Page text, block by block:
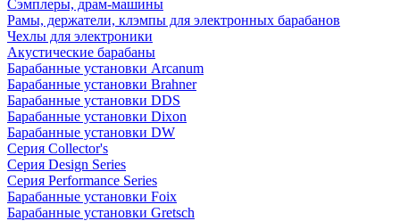
Сэмплеры, драм-машины
Рамы, держатели, клэмпы для электронных барабанов
Чехлы для электроники
Акустические барабаны
Барабанные установки Arcanum
Барабанные установки Brahner
Барабанные установки DDS
Барабанные установки Dixon
Барабанные установки DW
Серия Collector's
Серия Design Series
Серия Performance Series
Барабанные установки Foix
Барабанные установки Gretsch